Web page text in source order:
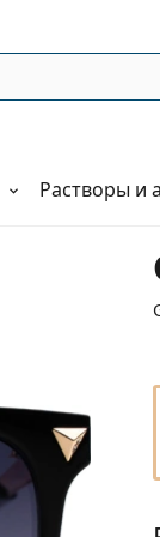
Растворы и